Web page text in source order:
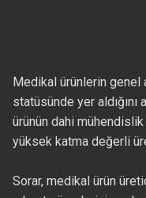
Medikal ürünlerin genel
statüsünde yer
ürünün dahi
yüksek katma değerli
Sorar, medikal ürün